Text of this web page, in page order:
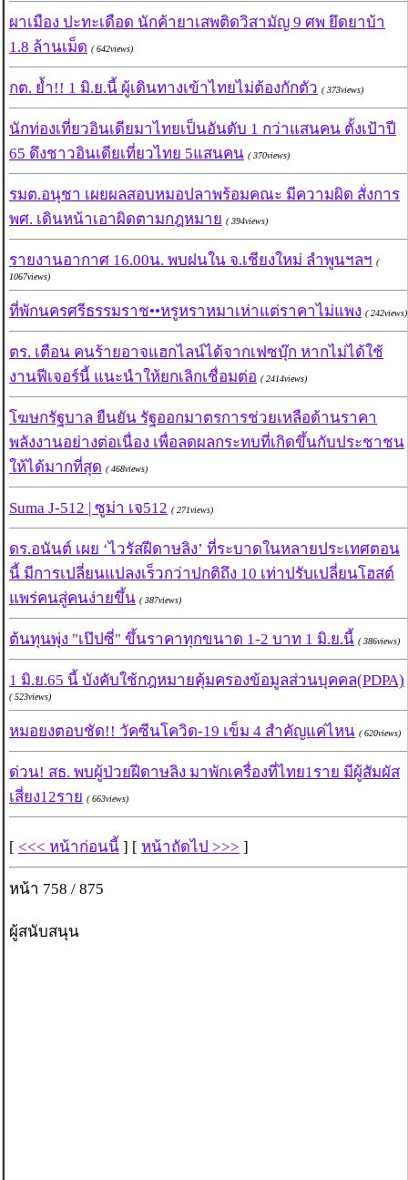
ผาเมือง ปะทะเดือด นักค้ายาเสพติดวิสามัญ 9 ศพ ยึดยาบ้า
1.8 ล้านเม็ด ( 642views)
กต. ย้ำ!! 1 มิ.ย.นี้ ผู้เดินทางเข้าไทยไม่ต้องกักตัว ( 373views)
นักท่องเที่ยวอินเดียมาไทยเป็นอันดับ 1 กว่าแสนคน ตั้งเป้าปี
65 ดึงชาวอินเดียเที่ยวไทย 5แสนคน ( 370views)
รมต.อนุชา เผยผลสอบหมอปลาพร้อมคณะ มีความผิด สั่งการ
พศ. เดินหน้าเอาผิดตามกฎหมาย ( 394views)
รายงานอากาศ 16.00น. พบฝนใน จ.เชียงใหม่ ลำพูนฯลฯ (
1067views)
ที่พักนครศรีธรรมราช••หรูหราหมาเห่าแต่ราคาไม่แพง ( 242views)
ตร. เตือน คนร้ายอาจแฮกไลน์ได้จากเฟซบุ๊ก หากไม่ได้ใช้
งานฟีเจอร์นี้ แนะนำให้ยกเลิกเชื่อมต่อ ( 2414views)
โฆษกรัฐบาล ยืนยัน รัฐออกมาตรการช่วยเหลือด้านราคา
พลังงานอย่างต่อเนื่อง เพื่อลดผลกระทบที่เกิดขึ้นกับประชาชน
ให้ได้มากที่สุด ( 468views)
Suma J-512 | ซูม่า เจ512 ( 271views)
ดร.อนันต์ เผย ‘ไวรัสฝีดาษลิง’ ที่ระบาดในหลายประเทศตอน
นี้ มีการเปลี่ยนแปลงเร็วกว่าปกติถึง 10 เท่าปรับเปลี่ยนโฮสต์
แพร่คนสู่คนง่ายขึ้น ( 387views)
ต้นทุนพุ่ง "เป๊ปซี่" ขึ้นราคาทุกขนาด 1-2 บาท 1 มิ.ย.นี้ ( 386views)
1 มิ.ย.65 นี้ บังคับใช้กฎหมายคุ้มครองข้อมูลส่วนบุคคล(PDPA)
( 523views)
หมอยงตอบชัด!! วัคซีนโควิด-19 เข็ม 4 สำคัญแค่ไหน ( 620views)
ด่วน! สธ. พบผู้ป่วยฝีดาษลิง มาพักเครื่องที่ไทย1ราย มีผู้สัมผัส
เสี่ยง12ราย ( 663views)
[ <<< หน้าก่อนนี้ ] [ หน้าถัดไป >>> ]
หน้า 758 / 875
ผู้สนับสนุน